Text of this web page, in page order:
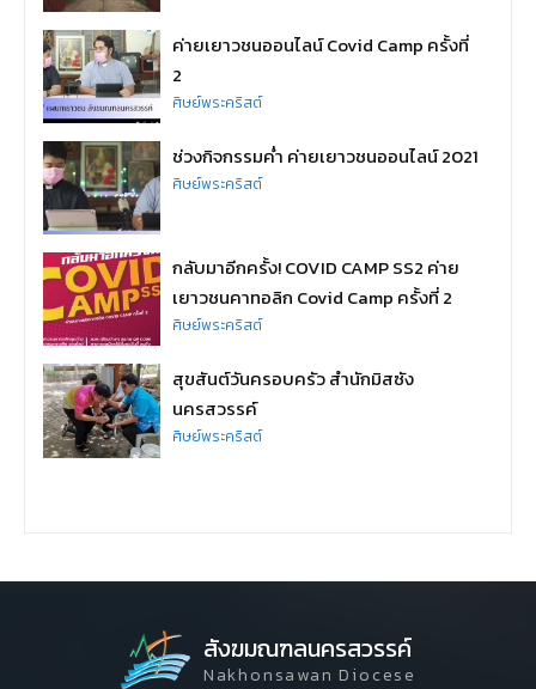
ค่ายเยาวชนออนไลน์ Covid Camp ครั้งที่
2
ศิษย์พระคริสต์
ช่วงกิจกรรมค่ำ ค่ายเยาวชนออนไลน์ 2021
ศิษย์พระคริสต์
กลับมาอีกครั้ง! COVID CAMP SS2 ค่าย
เยาวชนคาทอลิก Covid Camp ครั้งที่ 2
ศิษย์พระคริสต์
สุขสันต์วันครอบครัว สำนักมิสซัง
นครสวรรค์
ศิษย์พระคริสต์
สังฆมณฑลนครสวรรค์
Nakhonsawan Diocese